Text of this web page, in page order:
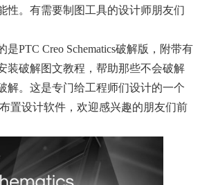
性。有需要制图工具的设计师朋友们
PTC Creo Schematics破解版，附带有
装破解图文教程，帮助那些不会破解
解。这是专门给工程师们设计的一个
置设计软件，欢迎感兴趣的朋友们前